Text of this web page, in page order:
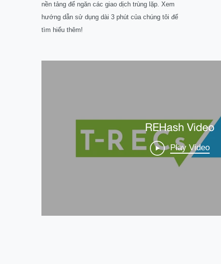
nền tảng để ngăn các giao dịch trùng lặp. Xem
hướng dẫn sử dụng dài 3 phút của chúng tôi để
tìm hiểu thêm!